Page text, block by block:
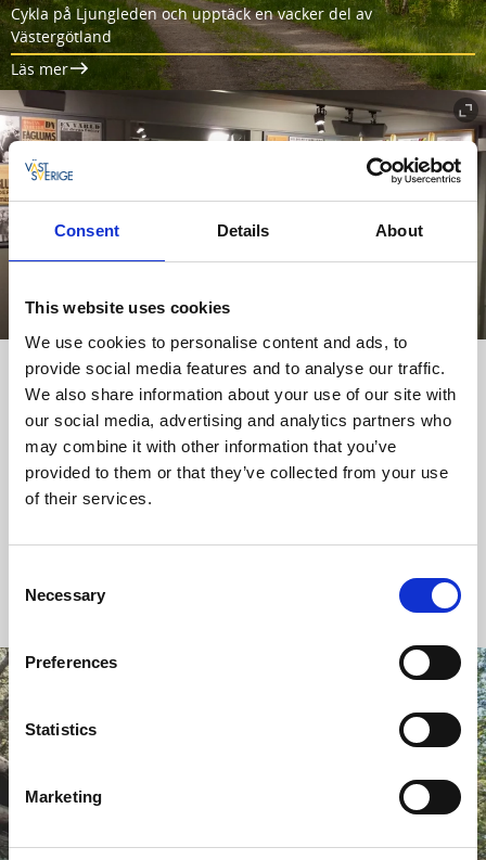
Consent Details About
This website uses cookies
We use cookies to personalise content and ads, to
provide social media features and to analyse our traffic.
We also share information about your use of our site with
our social media, advertising and analytics partners who
may combine it with other information that you’ve
provided to them or that they’ve collected from your use
of their services.
Selection
Necessary
Preferences
Statistics
Marketing
Cykla på Ljungleden och upptäck en vacker del av
Västergötland
Läs mer
Dessa fantastiska Fåglum
Ta del av den fantastiska berättelsen om de fyra
snabbcyklande bröderna från Vårgårda som under sina
karriärer tog hem VM-, OS- och flera av andra medaljer. På
museet ”Dessa fantastiska Fåglum” finns massor av
Dessa fantastiska Fåglum